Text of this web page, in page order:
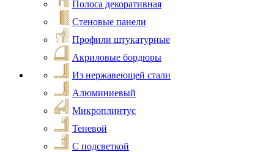
Полоса декоративная
Стеновые панели
Профили штукатурные
Акриловые бордюры
Из нержавеющей стали
Алюминиевый
Микроплинтус
Теневой
С подсветкой